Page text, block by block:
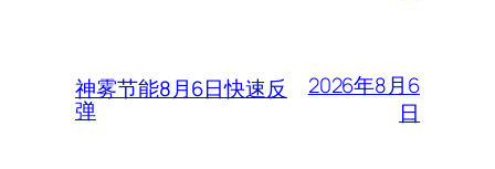
神雾节能8月6日快速反
弹
2026年8月6
日